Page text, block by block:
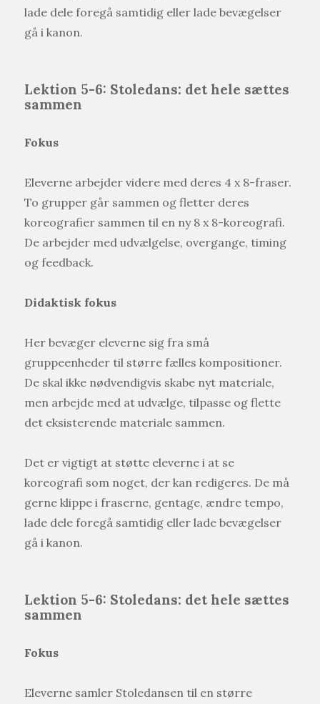
lade dele foregå samtidig eller lade bevægelser
gå i kanon.
Lektion 5-6: Stoledans: det hele sættes
sammen
Fokus
Eleverne arbejder videre med deres 4 x 8-fraser.
To grupper går sammen og fletter deres
koreografier sammen til en ny 8 x 8-koreografi.
De arbejder med udvælgelse, overgange, timing
og feedback.
Didaktisk fokus
Her bevæger eleverne sig fra små
gruppeenheder til større fælles kompositioner.
De skal ikke nødvendigvis skabe nyt materiale,
men arbejde med at udvælge, tilpasse og flette
det eksisterende materiale sammen.
Det er vigtigt at støtte eleverne i at se
koreografi som noget, der kan redigeres. De må
gerne klippe i fraserne, gentage, ændre tempo,
lade dele foregå samtidig eller lade bevægelser
gå i kanon.
Lektion 5-6: Stoledans: det hele sættes
sammen
Fokus
Eleverne samler Stoledansen til en større